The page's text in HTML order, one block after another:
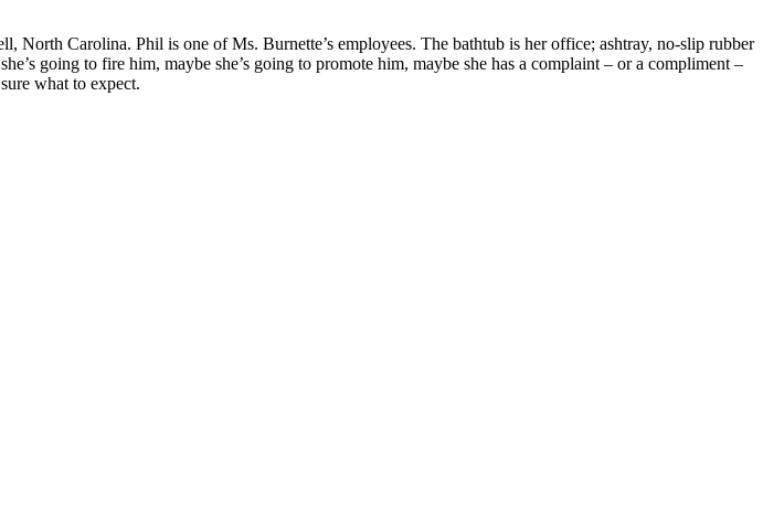
North Carolina. Phil is one of Ms. Burnette’s employees. The bathtub is her office; ashtray, no-slip rubber
going to fire him, maybe she’s going to promote him, maybe she has a complaint – or a compliment –
what to expect.